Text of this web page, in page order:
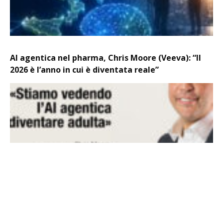
AI agentica nel pharma, Chris Moore (Veeva): “Il
2026 è l’anno in cui è diventata reale”